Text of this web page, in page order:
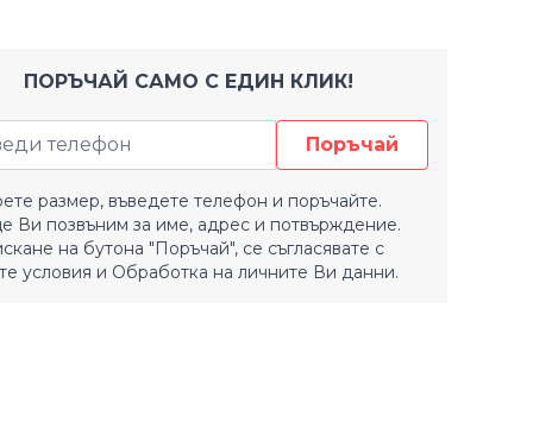
ПОРЪЧАЙ САМО С ЕДИН КЛИК!
Поръчай
размер, въведете телефон и поръчайте.
Ви позвъним за име, адрес и потвърждение.
на бутона "Поръчай", се съгласявате с
условия и Обработка на личните Ви данни.